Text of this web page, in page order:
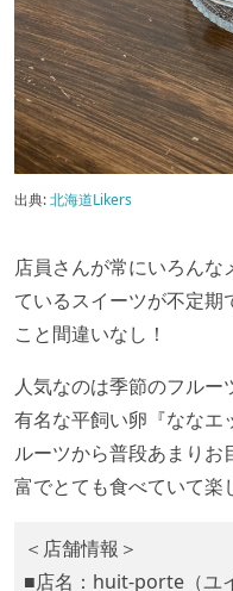
出典:北海道Likers
店員さんが常にいろん
ているスイーツが不定期
こと間違いなし！
人気なのは季節のフル
有名な平飼い卵『ななエ
ルーツから普段あまりお
富でとても食べていて楽
＜店舗情報＞
■店名：huit-porte（ユ